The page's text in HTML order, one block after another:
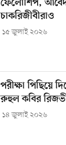
ফেলোশিপ,
চাকরিজীবীরাও
১৫ জুলাই ২০২৬
পরীক্ষা পিছিয়ে
রুহুল কবির
১৪ জুলাই ২০২৬